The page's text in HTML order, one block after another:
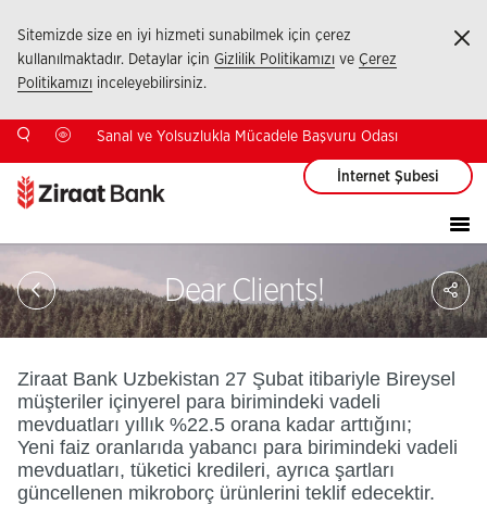
Sitemizde size en iyi hizmeti sunabilmek için çerez
kullanılmaktadır. Detaylar için Gizlilik Politikamızı ve Çerez
Politikamızı inceleyebilirsiniz.
Sanal ve Yolsuzlukla Mücadele Başvuru Odası
İnternet Şubesi
Dear Clients!
Ziraat Bank Uzbekistan 27 Şubat itibariyle Bireysel
müşteriler içinyerel para birimindeki vadeli
mevduatları yıllık %22.5 orana kadar arttığını;
Yeni faiz oranlarıda yabancı para birimindeki vadeli
mevduatları, tüketici kredileri, ayrıca şartları
güncellenen mikroborç ürünlerini teklif edecektir.